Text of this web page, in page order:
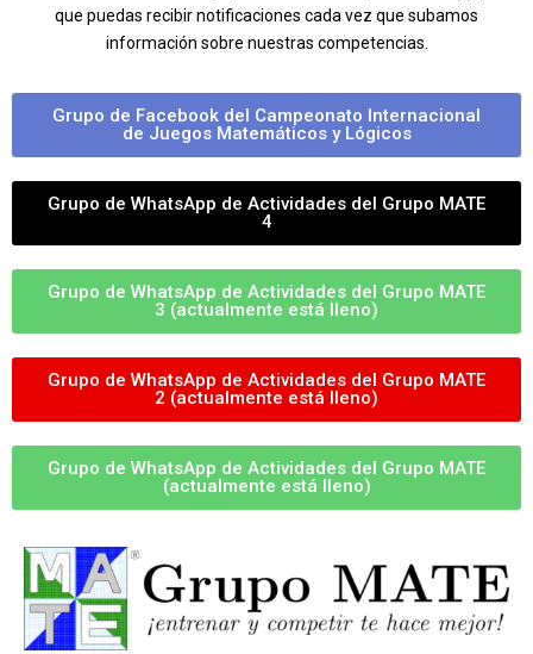
que puedas recibir notificaciones cada vez que subamos
información sobre nuestras competencias.
Grupo de Facebook del Campeonato Internacional
de Juegos Matemáticos y Lógicos
Grupo de WhatsApp de Actividades del Grupo MATE
4
Grupo de WhatsApp de Actividades del Grupo MATE
3 (actualmente está lleno)
Grupo de WhatsApp de Actividades del Grupo MATE
2 (actualmente está lleno)
Grupo de WhatsApp de Actividades del Grupo MATE
(actualmente está lleno)